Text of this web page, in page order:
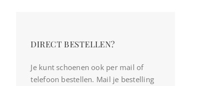
DIRECT BESTELLEN?
Je kunt schoenen ook per mail of
telefoon bestellen. Mail je bestelling